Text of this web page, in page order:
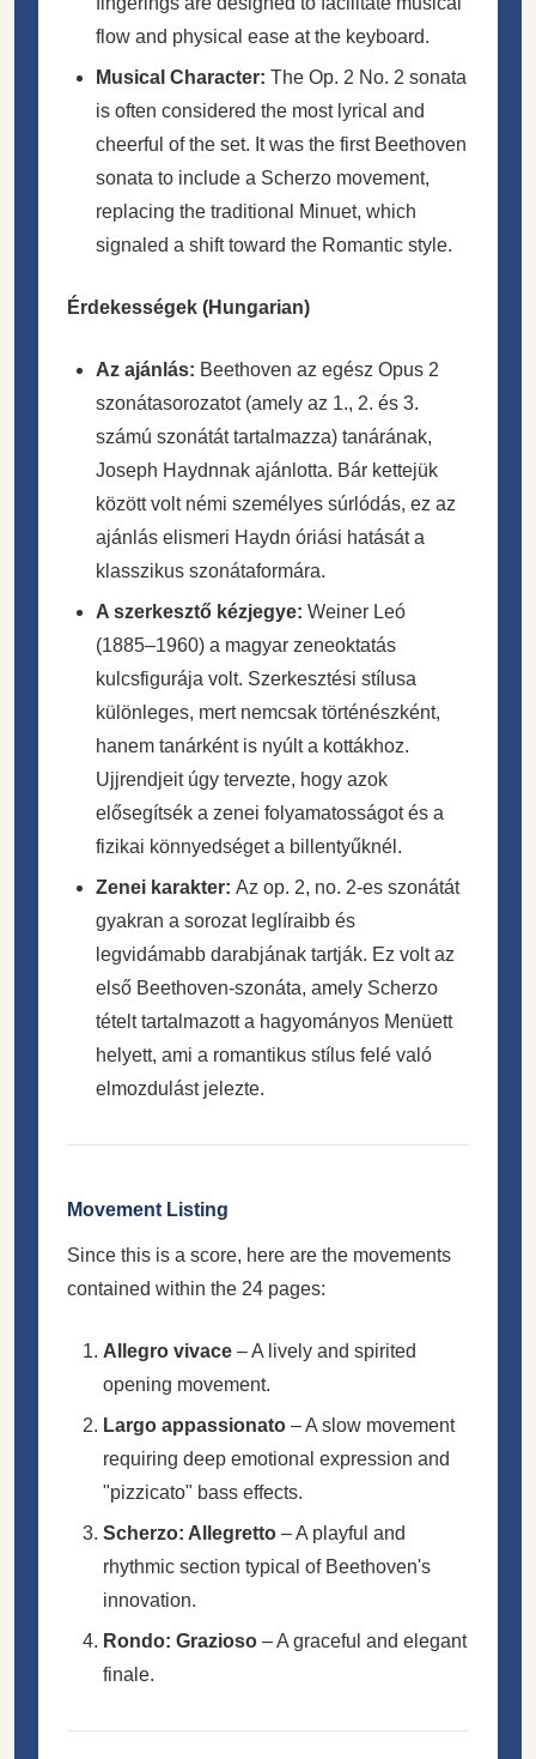
flow and physical ease at the keyboard.
Musical Character: The Op. 2 No. 2 sonata
is often considered the most lyrical and
cheerful of the set. It was the first Beethoven
sonata to include a Scherzo movement,
replacing the traditional Minuet, which
signaled a shift toward the Romantic style.
Érdekességek (Hungarian)
Az ajánlás: Beethoven az egész Opus 2
szonátasorozatot (amely az 1., 2. és 3.
számú szonátát tartalmazza) tanárának,
Joseph Haydnnak ajánlotta. Bár kettejük
között volt némi személyes súrlódás, ez az
ajánlás elismeri Haydn óriási hatását a
klasszikus szonátaformára.
A szerkesztő kézjegye: Weiner Leó
(1885–1960) a magyar zeneoktatás
kulcsfigurája volt. Szerkesztési stílusa
különleges, mert nemcsak történészként,
hanem tanárként is nyúlt a kottákhoz.
Ujjrendjeit úgy tervezte, hogy azok
elősegítsék a zenei folyamatosságot és a
fizikai könnyedséget a billentyűknél.
Zenei karakter: Az op. 2, no. 2-es szonátát
gyakran a sorozat leglíraibb és
legvidámabb darabjának tartják. Ez volt az
első Beethoven-szonáta, amely Scherzo
tételt tartalmazott a hagyományos Menüett
helyett, ami a romantikus stílus felé való
elmozdulást jelezte.
Movement Listing
Since this is a score, here are the movements
contained within the 24 pages:
Allegro vivace – A lively and spirited
opening movement.
Largo appassionato – A slow movement
requiring deep emotional expression and
"pizzicato" bass effects.
Scherzo: Allegretto – A playful and
rhythmic section typical of Beethoven's
innovation.
Rondo: Grazioso – A graceful and elegant
finale.